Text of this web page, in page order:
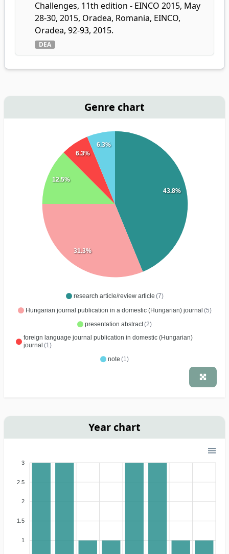
Challenges, 11th edition - EINCO 2015, May
28-30, 2015, Oradea, Romania, EINCO,
Oradea, 92-93, 2015.
DEA
Genre chart
research article/review article (7)
Hungarian journal publication in a domestic (Hungarian) journal (5)
presentation abstract(2)
foreign language journal publication in domestic (Hungarian)
journal (1)
note (1)
43.8%
31.3%
12.5%
6.3%
6.3%
Year chart
3
2.5
2
1.5
1